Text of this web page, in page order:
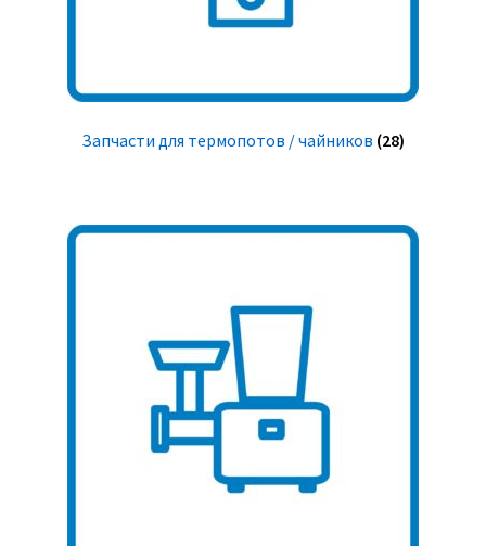
Запчасти для термопотов / чайников (28)